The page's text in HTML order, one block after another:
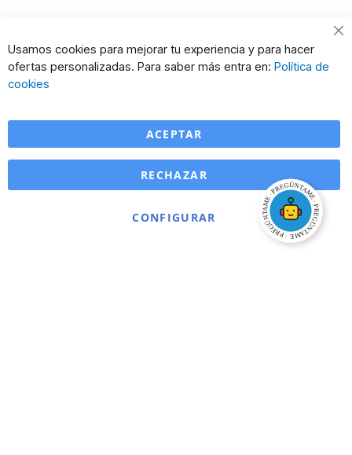
Usamos cookies para mejorar tu experiencia y para hacer
ofertas personalizadas. Para saber más entra en: Política de
cookies
ACEPTAR
CONFIGURAR
RECHAZAR